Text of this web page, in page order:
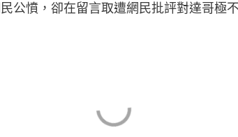
公憤，卻在留言取遭網民批評對達哥極